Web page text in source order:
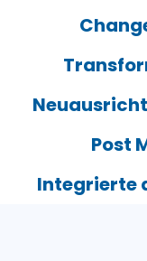
Post
Integrierte